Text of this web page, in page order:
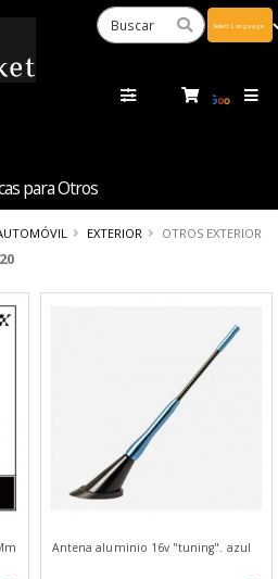
para Otros
EXTERIOR OTROS EXTERIOR
20
Antena aluminio 16v "tuning". azul